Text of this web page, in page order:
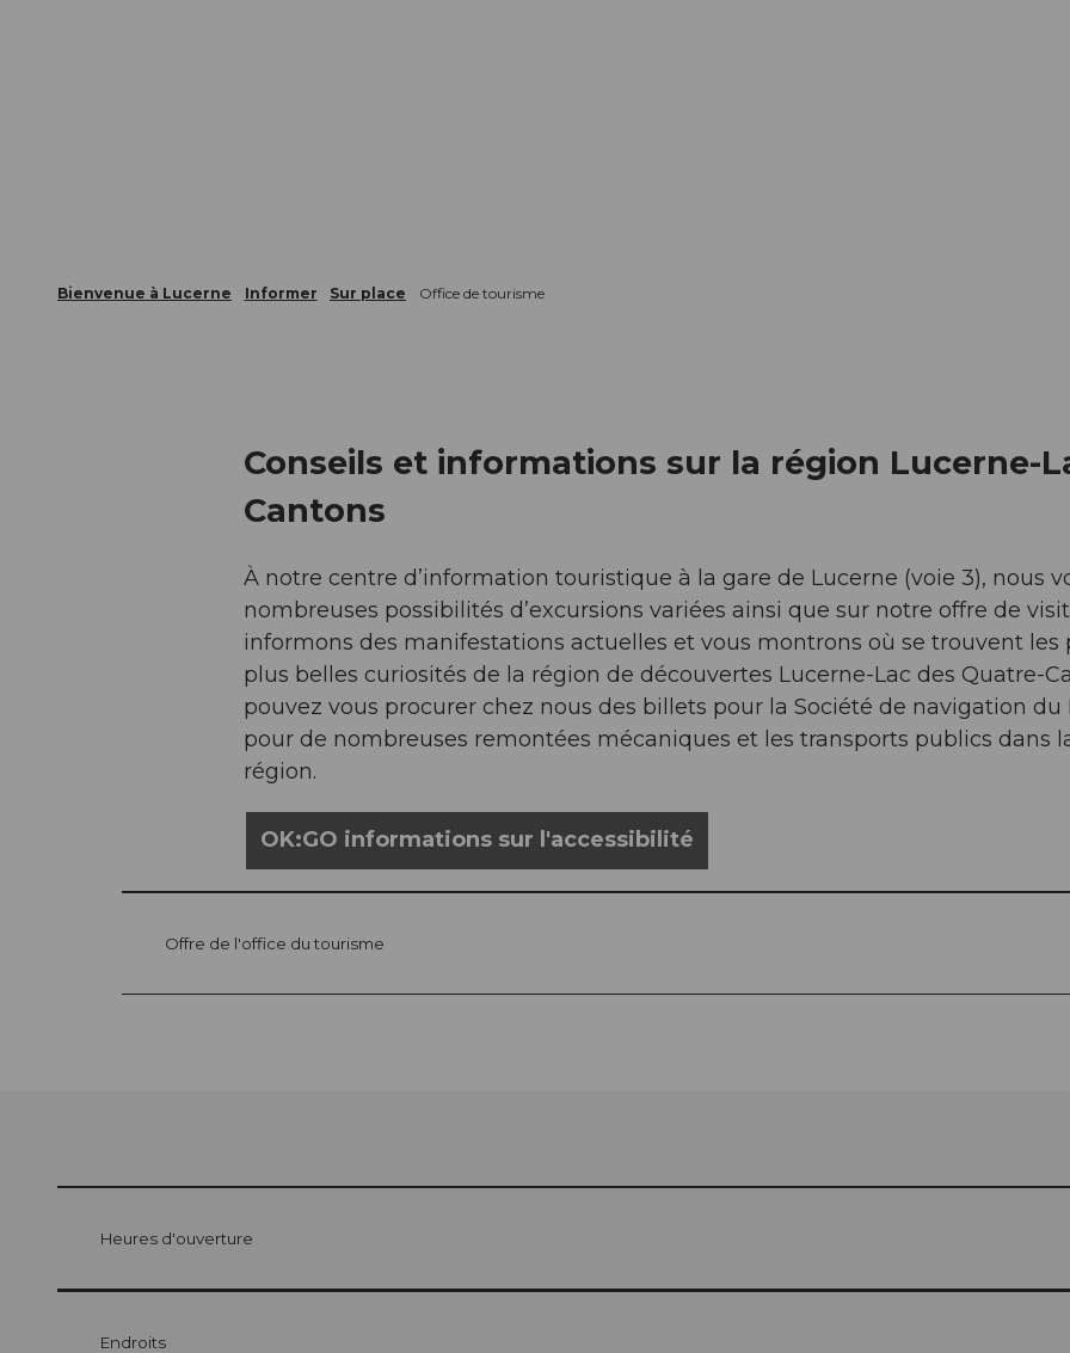
Bienvenue à Lucerne Informer Sur place Office de tourisme
Conseils et informations sur la région Lucerne-
Cantons
À notre centre d’information touristique à la gare de Lucerne (voie 3), nous
nombreuses possibilités d’excursions variées ainsi que sur notre offre de
informons des manifestations actuelles et vous montrons où se trouvent les
plus belles curiosités de la région de découvertes Lucerne-Lac des Quatre-
pouvez vous procurer chez nous des billets pour la Société de navigation du
pour de nombreuses remontées mécaniques et les transports publics dans
région.
OK:GO informations sur l'accessibilité
Offre de l'office du tourisme
Heures d'ouverture
Endroits